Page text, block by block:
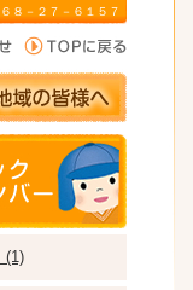
８－２７－６１５７
(1)